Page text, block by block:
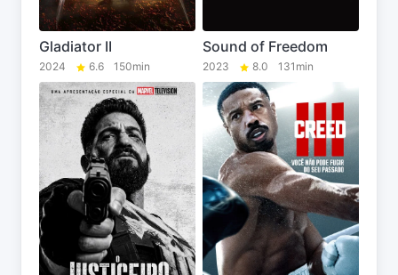
Gladiator II
2024 6.6 150min
Sound of Freedom
2023 8.0 131min